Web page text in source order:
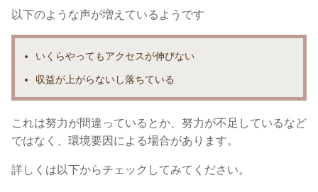
以下のような声が増えているようです
いくらやっても アクセスが伸びない
収益が上がらないし落ちている
これは努力が間違っているとか、努力が不足しているなど
ではなく、 環境要因による場合があります。
詳しくは以下からチェックしてみてください。